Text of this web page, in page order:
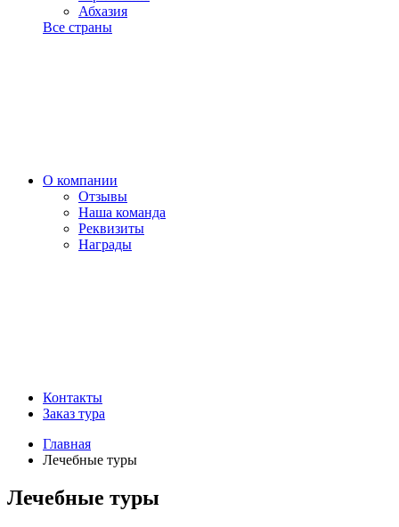
Абхазия
Все страны
О компании
Отзывы
Наша команда
Реквизиты
Награды
Контакты
Заказ тура
Главная
Лечебные туры
Лечебные туры